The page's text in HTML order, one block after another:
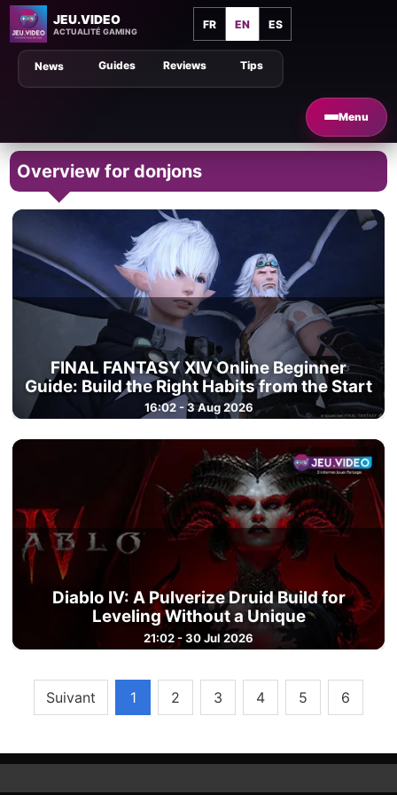
JEU.VIDEO
ACTUALITÉ GAMING
FR EN ES
Menu
Tips
Guides Reviews
News
Overview for donjons
FINAL FANTASY XIV Online Beginner
Guide: Build the Right Habits from the Start
16:02 - 3 Aug 2026
Diablo IV: A Pulverize Druid Build for
Leveling Without a Unique
21:02 - 30 Jul 2026
Suivant 1 2 3 4 5 6